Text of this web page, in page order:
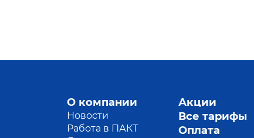
О компании
Новости
Работа в ПАКТ
Акции
Все тарифы
Оплата